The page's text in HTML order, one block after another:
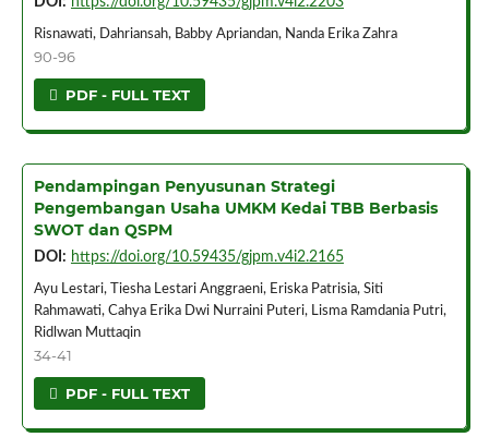
Risnawati, Dahriansah, Babby Apriandan, Nanda Erika Zahra
90-96
PDF - FULL TEXT
Pendampingan Penyusunan Strategi
Pengembangan Usaha UMKM Kedai TBB Berbasis
SWOT dan QSPM
DOI: https://doi.org/10.59435/gjpm.v4i2.2165
Ayu Lestari, Tiesha Lestari Anggraeni, Eriska Patrisia, Siti
Rahmawati, Cahya Erika Dwi Nurraini Puteri, Lisma Ramdania Putri,
Ridlwan Muttaqin
34-41
PDF - FULL TEXT